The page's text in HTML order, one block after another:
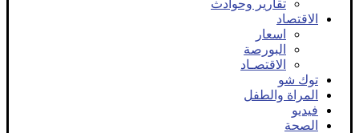
تقارير وحوادث
الاقتصاد
اسعار
البورصة
الاقتصـاد
توك شو
المراة والطفل
فيديو
الصحة